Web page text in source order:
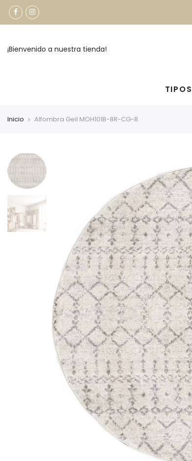
¡Bienvenido a nuestra tienda!
TIPOS
Inicio Alfombra Geil MOH101B-8R-CG-8